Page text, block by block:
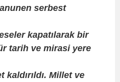
serbest
kapatılarak bir
tarih ve mirasi yere
Millet ve